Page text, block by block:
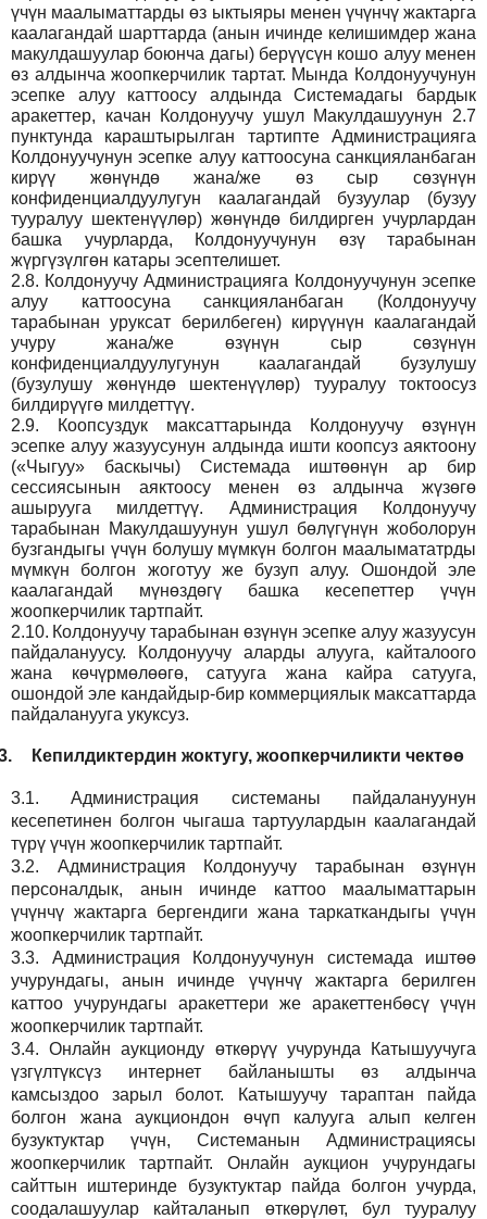
үчүн маалыматтарды өз ыктыяры менен үчүнчү жактарга
каалагандай шарттарда (анын ичинде келишимдер жана
макулдашуулар боюнча дагы) берүүсүн кошо алуу менен
өз алдынча жоопкерчилик тартат. Мында Колдонуучунун
эсепке алуу каттоосу алдында Системадагы бардык
аракеттер, качан Колдонуучу ушул Макулдашуунун 2.7
пунктунда караштырылган тартипте Администрацияга
Колдонуучунун эсепке алуу каттоосуна санкцияланбаган
кирүү жөнүндө жана/же өз сыр сөзүнүн
конфиденциалдуулугун каалагандай бузуулар (бузуу
тууралуу шектенүүлөр) жөнүндө билдирген учурлардан
башка учурларда, Колдонуучунун өзү тарабынан
жүргүзүлгөн катары эсептелишет.
2.8. Колдонуучу Администрацияга Колдонуучунун эсепке
алуу каттоосуна санкцияланбаган (Колдонуучу
тарабынан уруксат берилбеген) кирүүнүн каалагандай
учуру жана/же өзүнүн сыр сөзүнүн
конфиденциалдуулугунун каалагандай бузулушу
(бузулушу жөнүндө шектенүүлөр) тууралуу токтоосуз
билдирүүгө милдеттүү.
2.9.
Коопсуздук максаттарында Колдонуучу өзүнүн
эсепке алуу жазуусунун алдында ишти коопсуз аяктоону
(«Чыгуу» баскычы) Системада иштөөнүн ар бир
сессиясынын аяктоосу менен өз алдынча жүзөгө
ашырууга милдеттүү. Администрация Колдонуучу
тарабынан Макулдашуунун ушул бөлүгүнүн жоболорун
бузгандыгы үчүн болушу мүмкүн болгон маалымататрды
мүмкүн болгон жоготуу же бузуп алуу. Ошондой эле
каалагандай мүнөздөгү башка кесепеттер үчүн
жоопкерчилик тартпайт.
2.10. Колдонуучу тарабынан өзүнүн эсепке алуу жазуусун
пайдалануусу. Колдонуучу аларды алууга, кайталоого
жана көчүрмөлөөгө, сатууга жана кайра сатууга,
ошондой эле кандайдыр-бир коммерциялык максаттарда
пайдаланууга укуксуз.
Кепилдиктердин жоктугу, жоопкерчиликти чектөө
3.1.Администрация системаны пайдалануунун
кесепетинен болгон чыгаша тартуулардын каалагандай
түрү үчүн жоопкерчилик тартпайт.
3.2. Администрация
Колдонуучу тарабынан өзүнүн
персоналдык, анын ичинде каттоо маалыматтарын
үчүнчү жактарга бергендиги жана таркаткандыгы үчүн
жоопкерчилик тартпайт.
3.3. Администрация Колдонуучунун системада иштөө
учурундагы, анын ичинде үчүнчү жактарга берилген
каттоо учурундагы аракеттери же аракеттенбөсү үчүн
жоопкерчилик тартпайт.
3.4.Онлайн аукционду өткөрүү учурунда Катышуучуга
үзгүлтүксүз интернет байланышты өз алдынча
камсыздоозарыл болот.
Катышуучу тараптан пайда
болгон жана аукциондон өчүп калууга алып келген
бузуктуктар үчүн, Системанын Администрациясы
жоопкерчилик тартпайт. Онлайн аукцион учурундагы
сайттын иштеринде бузуктуктар пайда болгон учурда,
соодалашуулар кайталанып өткөрүлөт, бул тууралуу